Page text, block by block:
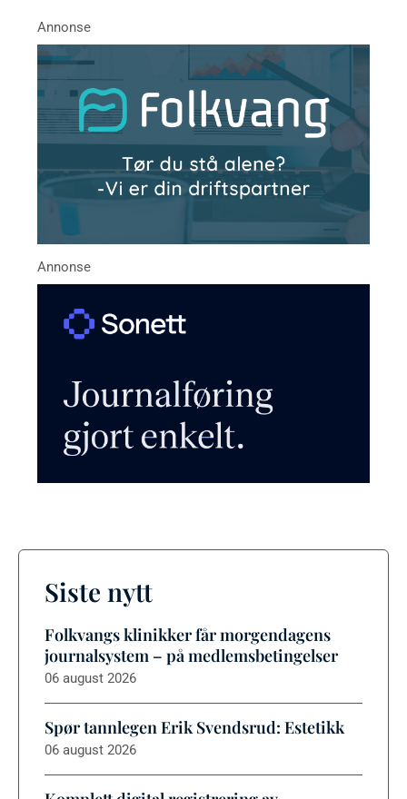
Siste nytt
Folkvangs klinikker får morgendagens
journalsystem – på medlemsbetingelser
06 august 2026
Spør tannlegen Erik Svendsrud: Estetikk
06 august 2026